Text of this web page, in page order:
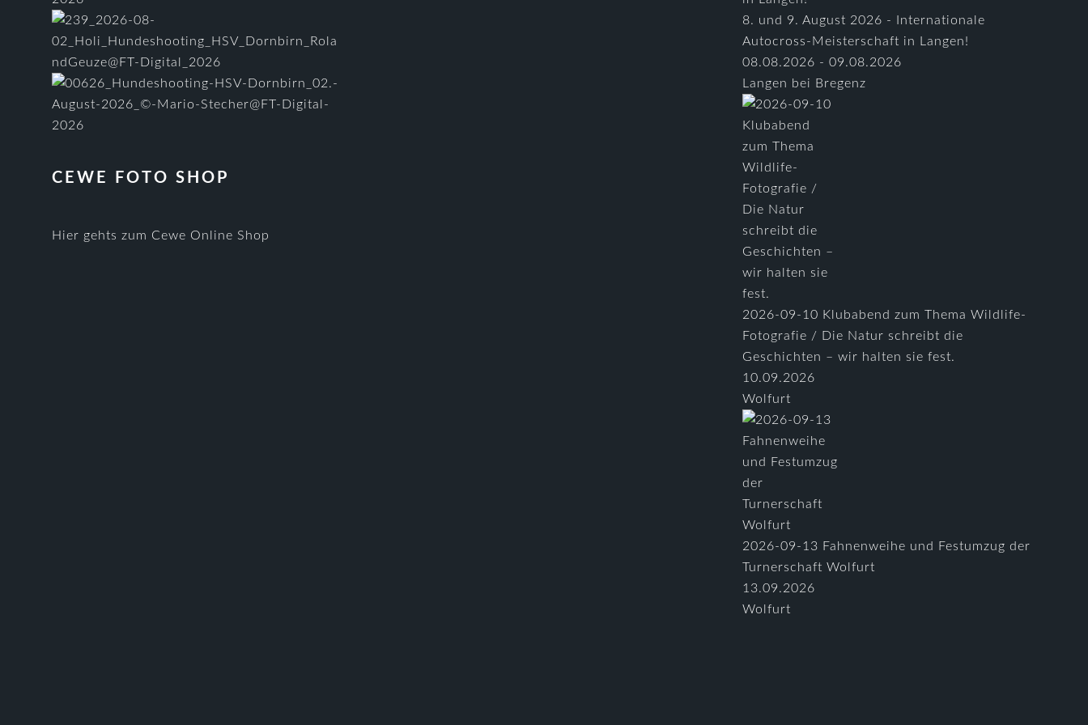
CEWE FOTO SHOP
Hier gehts zum Cewe Online Shop
8. und 9. August 2026 - Internationale
Autocross-Meisterschaft in Langen!
08.08.2026 - 09.08.2026
Langen bei Bregenz
2026-09-10 Klubabend zum Thema Wildlife-
Fotografie / Die Natur schreibt die
Geschichten – wir halten sie fest.
10.09.2026
Wolfurt
2026-09-13 Fahnenweihe und Festumzug der
Turnerschaft Wolfurt
13.09.2026
Wolfurt